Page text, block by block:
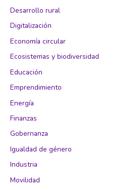
Desarrollo rural
Digitalización
Economía circular
Ecosistemas y biodiversidad
Educación
Emprendimiento
Energía
Finanzas
Gobernanza
Igualdad de género
Industria
Movilidad